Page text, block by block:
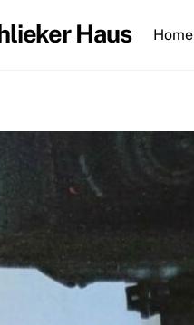
Haus Home